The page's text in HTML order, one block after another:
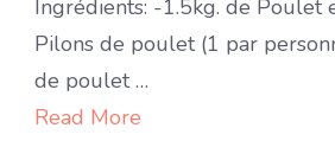
Ingrédients: -1.5kg. de Poulet
Pilons de poulet (1 par
de poulet …
Read More